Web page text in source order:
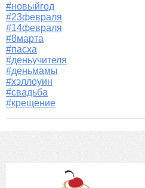
#новыйгод
#23февраля
#14февраля
#8марта
#пасха
#деньучителя
#деньмамы
#хэллоуин
#свадьба
#крещение